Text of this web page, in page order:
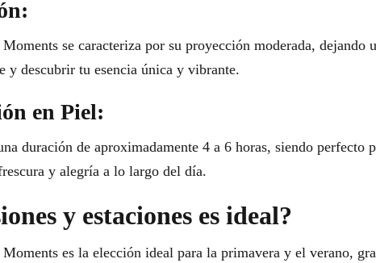
se caracteriza por su proyección moderada, dejando
y descubrir tu esencia única y vibrante.
en Piel:
duración de aproximadamente 4 a 6 horas, siendo perfecto
y alegría a lo largo del día.
y estaciones es ideal?
es la elección ideal para la primavera y el verano,